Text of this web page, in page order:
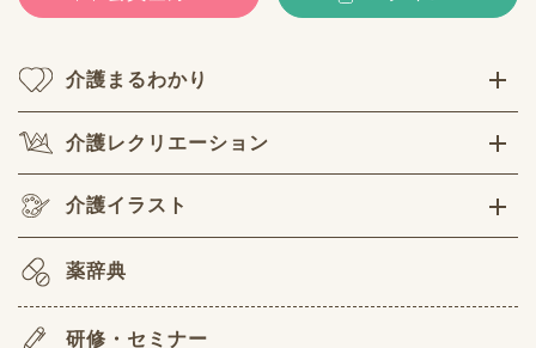
介護まるわかり
介護レクリエーション
介護イラスト
薬辞典
研修・セミナー